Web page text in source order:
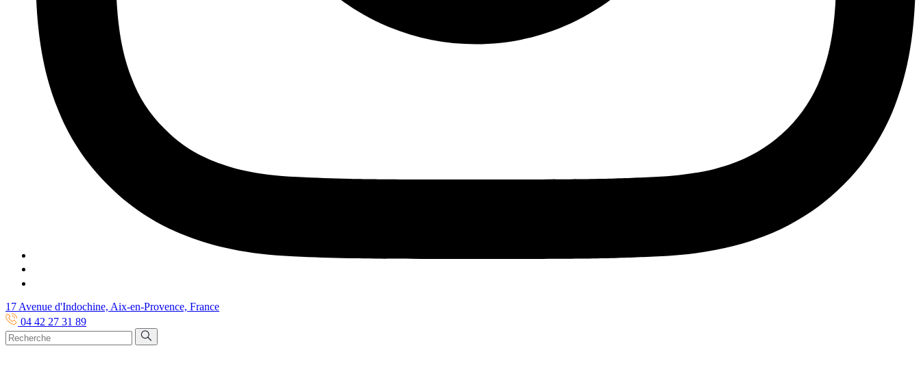
17 Avenue d'Indochine, Aix-en-Provence, France
04 42 27 31 89